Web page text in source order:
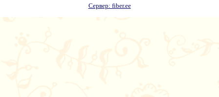
Сервер: fiber.ee